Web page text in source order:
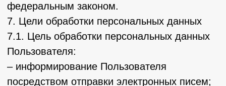
10.3. В случае выявления неточностей в
персональных данных, Пользователь может
актуализировать их самостоятельно, путем
направления Оператору уведомление на
адрес электронной почты Оператора info-
«Актуализация персональных данных».
10.4. Срок обработки персональных данных